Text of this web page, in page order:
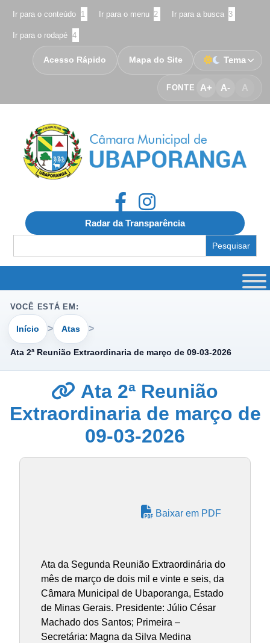
Ir para o conteúdo 1 Ir para o menu 2 Ir para a busca 3
Ir para o rodapé 4
FONTE A+ A- A
Acesso Rápido Mapa do Site Tema
Radar da Transparência
for:
VOCÊ ESTÁ EM:
Início Atas
Ata 2ª Reunião Extraordinaria de março de 09-03-2026
Ata 2ª Reunião
Extraordinaria de março de
09-03-2026
Baixar em PDF
Ata da Segunda Reunião Extraordinária do
mês de março de dois mil e vinte e seis, da
Câmara Municipal de Ubaporanga, Estado
de Minas Gerais. Presidente: Júlio César
Machado dos Santos; Primeira –
Secretária: Magna da Silva Medina